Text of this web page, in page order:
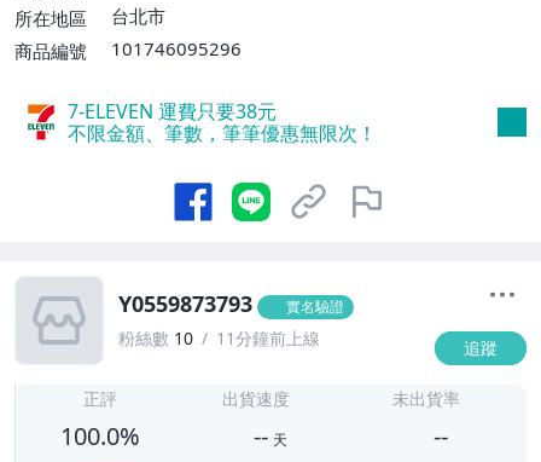
所在地區
台北市
商品編號
101746095296
7-ELEVEN 運費只要38元
不限金額、筆數，筆筆優惠無限次！
Y0559873793 實名驗證
粉絲數 10 11分鐘前上線 追蹤
正評
100.0%
出貨速度
-- 天
未出貨率
--